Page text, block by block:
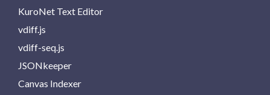
KuroNet Text Editor
vdiff.js
vdiff-seq.js
JSONkeeper
Canvas Indexer